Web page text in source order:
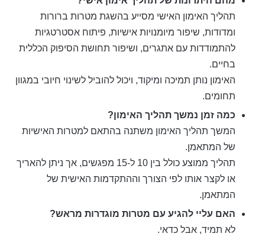
תהליך האימון האישי מסייע בהשגת מטרות ברורות
ומדודות, שיפור מיומנויות אישיות, פיתוח אסטרטגיות
להתמודדות עם אתגרים, ושיפור תחושת הסיפוק הכללית
בחיים.
האימון נותן תמיכה ומיקוד, ויכול להוביל לשינוי חיובי במגוון
תחומים.
כמה זמן נמשך תהליך האימון?
המשך תהליך האימון משתנה בהתאם למטרות האישיות
של המתאמן.
תהליך ממוצע כולל בין 10 ל-15 מפגשים, אך ניתן להאריך
או לקצר אותו לפי הצורך וההתקדמות האישית של
המתאמן.
האם עליי להגיע עם מטרות מוגדרות מראש?
לא תמיד, אבל כדאי.